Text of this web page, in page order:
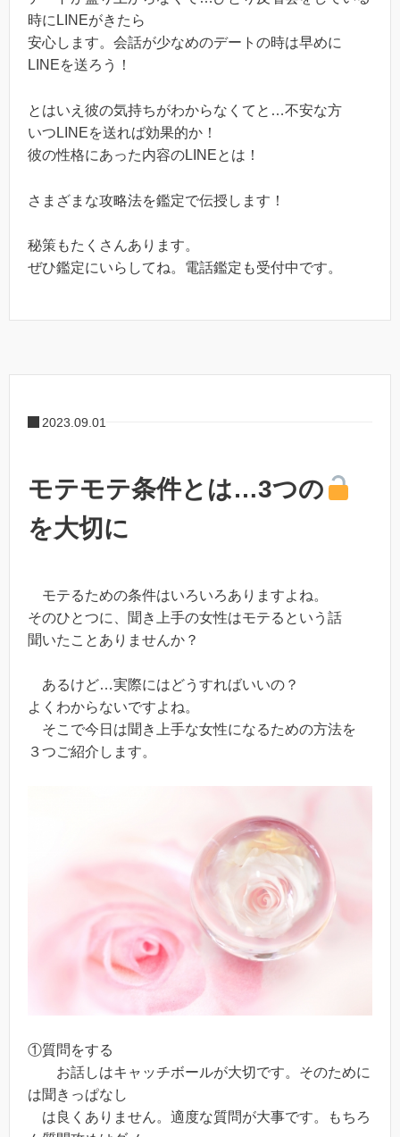
時にLINEがきたら
安心します。会話が少なめのデートの時は早めに
LINEを送ろう！
とはいえ彼の気持ちがわからなくてと…不安な方
いつLINEを送れば効果的か！
彼の性格にあった内容のLINEとは！
さまざまな攻略法を鑑定で伝授します！
秘策もたくさんあります。
ぜひ鑑定にいらしてね。電話鑑定も受付中です。
2023.09.01
モテモテ条件とは…3つの
を大切に
モテるための条件はいろいろありますよね。
そのひとつに、聞き上手の女性はモテるという話
聞いたことありませんか？
あるけど…実際にはどうすればいいの？
よくわからないですよね。
そこで今日は聞き上手な女性になるための方法を
３つご紹介します。
①質問をする
お話しはキャッチボールが大切です。そのために
は聞きっぱなし
は良くありません。適度な質問が大事です。もちろ